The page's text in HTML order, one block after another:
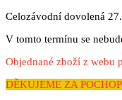
Celozávodní dovolená
V tomto termínu se
Objednané zboží z webu
DĚKUJEME ZA